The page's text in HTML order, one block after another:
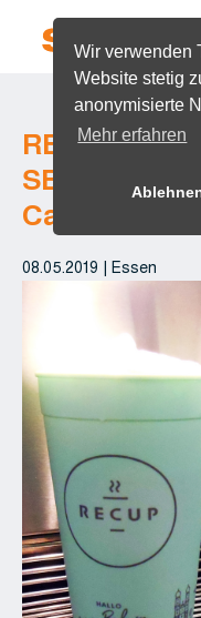
Wir verwenden
Website stetig
anonymisierte
Mehr erfahren
RECUP jetzt
SB-
Cafeteria
08.05.2019 Essen